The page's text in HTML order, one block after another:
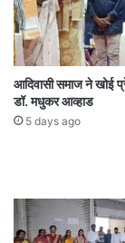
आदिवासी समाज ने खोई
डॉ. मधुकर आव्हाड
5 days ago